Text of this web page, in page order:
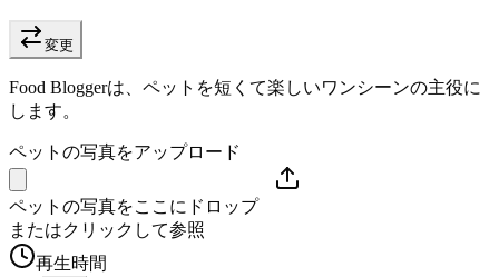
変更
Food Bloggerは、ペットを短くて楽しいワンシーンの主役に
します。
ペットの写真をアップロード
ペットの写真をここにドロップ
またはクリックして参照
再生時間